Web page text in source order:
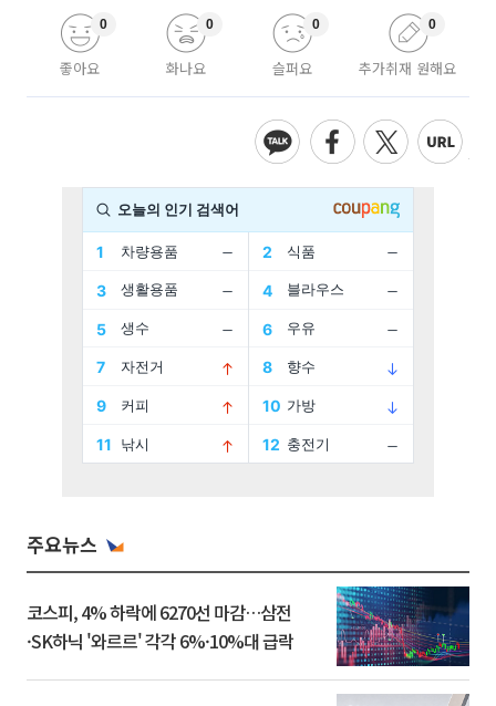
좋아요
0
화나요
0
슬퍼요
0
추가취재 원해요
0
주요뉴스
코스피, 4% 하락에 6270선 마감…삼전
·SK하닉 '와르르' 각각 6%·10%대 급락